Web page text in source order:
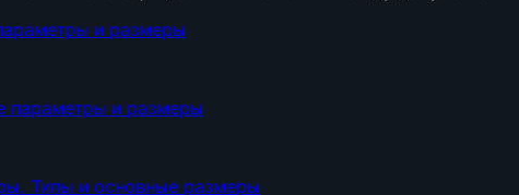
и размеры
параметры и размеры
Типы и основные размеры